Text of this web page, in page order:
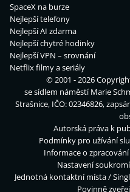
SpaceX na burze
Nejlepší telefony
Nejlepší AI zdarma
Nejlepší chytré hodinky
Nejlepší VPN – srovnání
Netflix filmy a seriály
© 2001 - 2026
se sídlem náměstí Marie
Strašnice, IČO: 02346826,
Autorská práva k
Podmínky pro užívání
Informace o
Nastavení soukromí
Jednotná kontaktní místa /
Povinně